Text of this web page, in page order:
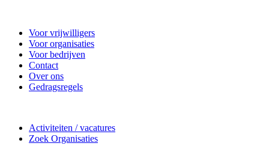
Voor vrijwilligers
Voor organisaties
Voor bedrijven
Contact
Over ons
Gedragsregels
Activiteiten / vacatures
Zoek Organisaties